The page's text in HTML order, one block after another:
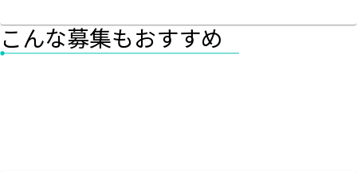
こんな募集もおすすめ